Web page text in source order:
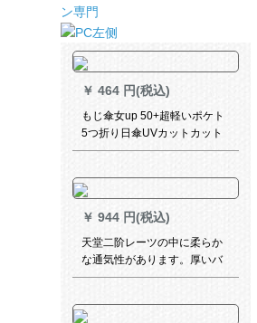
￥ 464 円(税込)
もじ傘女up 50+超軽いポケト
5つ折り日傘UVカットカット
紫外線パソル晴雨兼用傘コー
￥ 944 円(税込)
天堂二阶レーツの中に柔らか
な通気性があります。厚いバ
イクで大人の徒歩登山用電気
ンチ紺色（男女ともに着ま